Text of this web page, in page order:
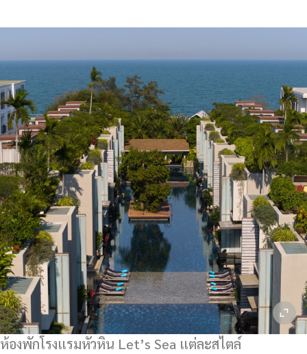
ห้องพักโรงแรมหัวหิน Let’s Sea แต่ละสไตล์